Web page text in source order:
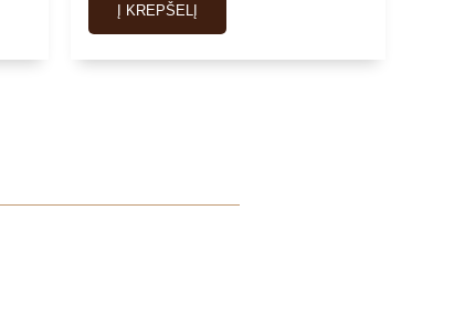
Į KREPŠELĮ